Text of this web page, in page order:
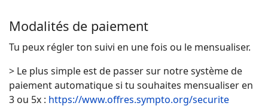
Modalités de paiement
Tu peux régler ton suivi en une fois ou le mensualiser.
> Le plus simple est de passer sur notre système de
paiement automatique si tu souhaites mensualiser en
3 ou 5x : https://www.offres.sympto.org/securite